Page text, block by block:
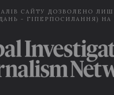
САЙТУ ДОЗВОЛЕНО
- ГІПЕРПОСИЛАННЯ) НА